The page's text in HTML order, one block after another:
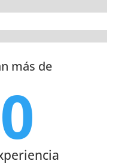
más de